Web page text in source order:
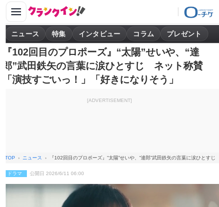
ニュース 特集 インタビュー コラム プレゼント
『102回目のプロポーズ』“太陽”せいや、“達
郎”武田鉄矢の言葉に涙ひとすじ ネット称賛
「演技すごいっ！」「好きになりそう」
[ADVERTISEMENT]
TOP ニュース 『102回目のプロポーズ』“太陽”せいや、“達郎”武田鉄矢の言葉に涙ひと
ドラマ 公開日 2026/6/11 06:00